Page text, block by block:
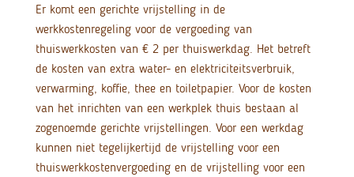
Er komt een gerichte vrijstelling in de
werkkostenregeling voor de vergoeding van
thuiswerkkosten van € 2 per thuiswerkdag. Het betreft
de kosten van extra water- en elektriciteitsverbruik,
verwarming, koffie, thee en toiletpapier. Voor de kosten
van het inrichten van een werkplek thuis bestaan al
zogenoemde gerichte vrijstellingen. Voor een werkdag
kunnen niet tegelijkertijd de vrijstelling voor een
thuiswerkkostenvergoeding en de vrijstelling voor een